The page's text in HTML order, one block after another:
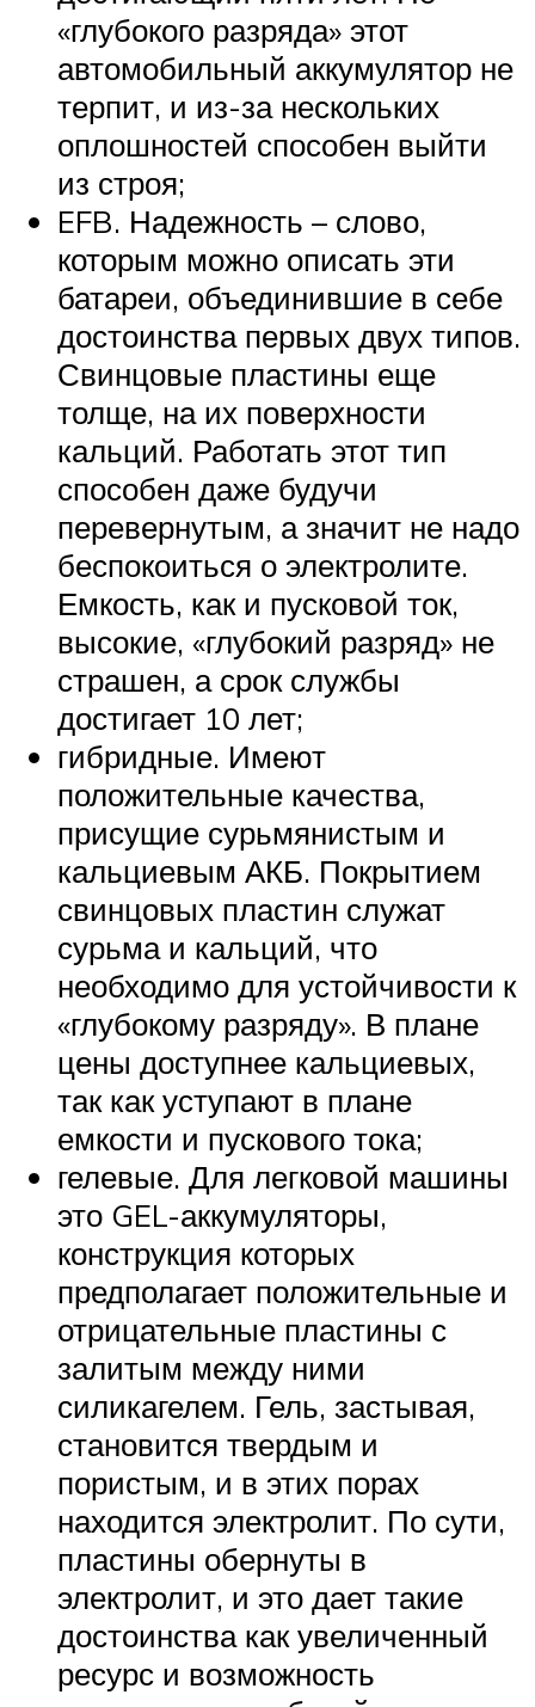
«глубокого разряда» этот
автомобильный аккумулятор не
терпит, и из-за нескольких
оплошностей способен выйти
из строя;
EFB. Надежность – слово,
которым можно описать эти
батареи, объединившие в себе
достоинства первых двух типов.
Свинцовые пластины еще
толще, на их поверхности
кальций. Работать этот тип
способен даже будучи
перевернутым, а значит не надо
беспокоиться о электролите.
Емкость, как и пусковой ток,
высокие, «глубокий разряд» не
страшен, а срок службы
достигает 10 лет;
гибридные. Имеют
положительные качества,
присущие сурьмянистым и
кальциевым АКБ. Покрытием
свинцовых пластин служат
сурьма и кальций, что
необходимо для устойчивости к
«глубокому разряду». В плане
цены доступнее кальциевых,
так как уступают в плане
емкости и пускового тока;
гелевые. Для легковой машины
это GEL-аккумуляторы,
конструкция которых
предполагает положительные и
отрицательные пластины с
залитым между ними
силикагелем. Гель, застывая,
становится твердым и
пористым, и в этих порах
находится электролит. По сути,
пластины обернуты в
электролит, и это дает такие
достоинства как увеличенный
ресурс и возможность